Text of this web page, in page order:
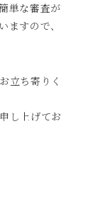
単な審査が
ますので、
立ち寄りく
し上げてお